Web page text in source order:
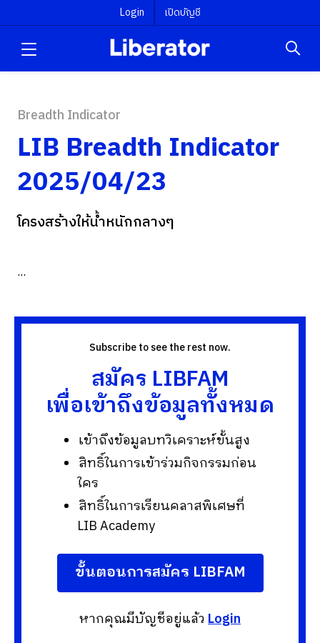
Login เปิดบัญชี
Breadth Indicator
LIB Breadth Indicator
2025/04/23
โครงสร้างให้น้ำหนักกลางๆ
...
Subscribe to see the rest now.
สมัคร LIBFAM
เพื่อเข้าถึงข้อมูลทั้งหมด
เข้าถึงข้อมูลบทวิเคราะห์ขั้นสูง
สิทธิ์ในการเข้าร่วมกิจกรรมก่อน
ใคร
สิทธิ์ในการเรียนคลาสพิเศษที่
LIB Academy
ขั้นตอนการสมัคร LIBFAM
หากคุณมีบัญชีอยู่แล้วLogin